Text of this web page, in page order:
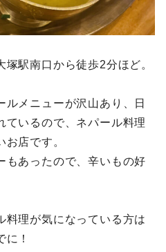
駅南口から徒歩2分ほど。
メニューが沢山あり、日
ているので、ネパール料理
店です。
もあったので、辛いもの好
料理が気になっている方は
！